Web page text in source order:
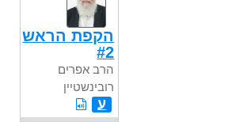
הקפת הראש
#2
הרב אפרים
רובינשטיין
ע